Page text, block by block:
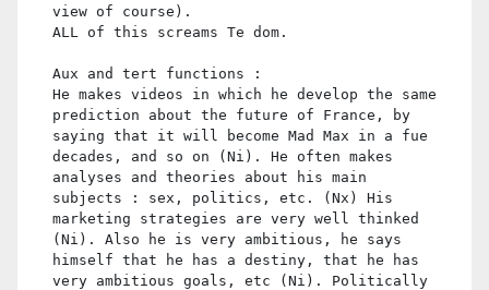
view of course).
ALL of this screams Te dom.
Aux and tert functions :
He makes videos in which he develop the same
prediction about the future of France, by
saying that it will become Mad Max in a fue
decades, and so on (Ni). He often makes
analyses and theories about his main
subjects : sex, politics, etc. (Nx) His
marketing strategies are very well thinked
(Ni). Also he is very ambitious, he says
himself that he has a destiny, that he has
very ambitious goals, etc (Ni). Politically